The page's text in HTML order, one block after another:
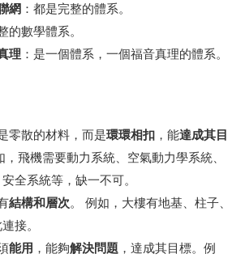
中得自由
破除屬世界的價值觀
慣
打開天上祝福的窗口
學理念
程
礎培訓
Y131課程 - 主動學習
網 ：都是完整的體系。
的數學體系。
理 ：是一個體系，一個福音真理的體系。
零散的材料，而是環環相扣 ，能達成其目
飛機需要動力系統、空氣動力學系統、
全系統等，缺一不可。
結構和層次。 例如，大樓有地基、柱子、
接。
能用 ，能夠解決問題 ，達成其目標。例